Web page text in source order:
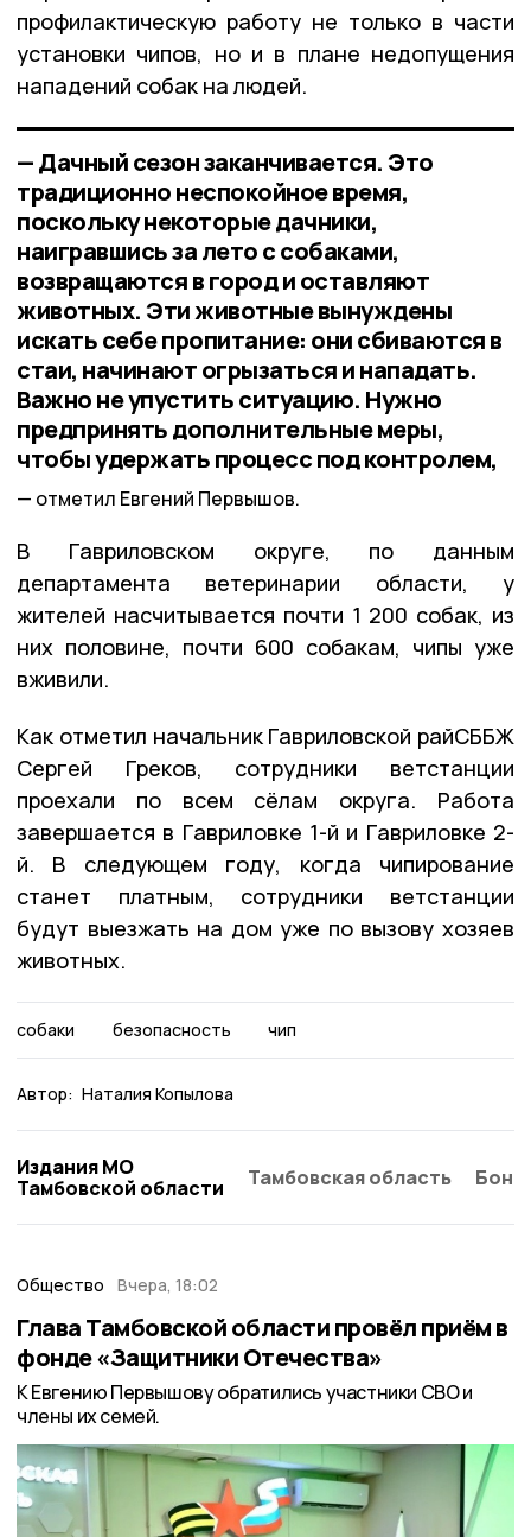
профилактическую работу не только в части
установки чипов, но и в плане недопущения
нападений собак на людей.
— Дачный сезон заканчивается. Это
традиционно неспокойное время,
поскольку некоторые дачники,
наигравшись за лето с собаками,
возвращаются в город и оставляют
животных. Эти животные вынуждены
искать себе пропитание: они сбиваются в
стаи, начинают огрызаться и нападать.
Важно не упустить ситуацию. Нужно
предпринять дополнительные меры,
чтобы удержать процесс под контролем,
отметил Евгений Первышов.
В Гавриловском округе, по данным
департамента ветеринарии области, у
жителей насчитывается почти 1 200 собак, из
них половине, почти 600 собакам, чипы уже
вживили.
Как отметил начальник Гавриловской райСББЖ
Сергей Греков, сотрудники ветстанции
проехали по всем сёлам округа. Работа
завершается в Гавриловке 1-й и Гавриловке 2-
й. В следующем году, когда чипирование
станет платным, сотрудники ветстанции
будут выезжать на дом уже по вызову хозяев
животных.
собаки безопасность чип
Автор: Наталия Копылова
Издания МО
Тамбовской области
Тамбовская область
Общество Вчера, 18:02
Глава Тамбовской области провёл приём в
фонде «Защитники Отечества»
К Евгению Первышову обратились участники СВО и
члены их семей.